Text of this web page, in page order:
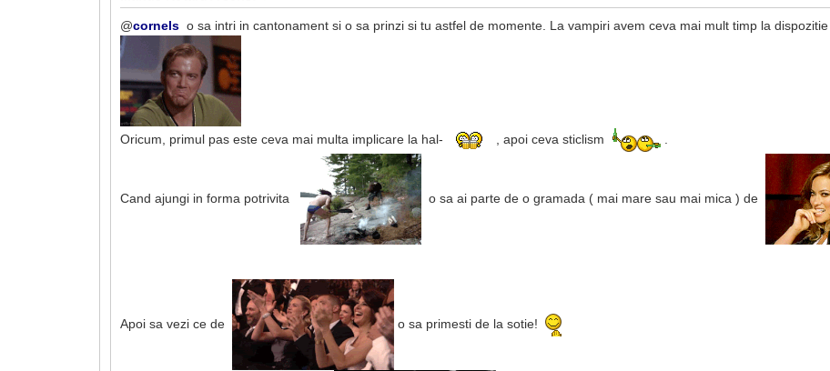
@cornels o sa intri in cantonament si o sa prinzi si tu astfel de momente. La vampiri avem ceva mai mult timp la dispozitie
Oricum, primul pas este ceva mai multa implicare la hal- , apoi ceva sticlism
Cand ajungi in forma potrivita o sa ai parte de o gramada ( mai mare sau mai mica ) de
Apoi sa vezi ce de o sa primesti de la sotie!